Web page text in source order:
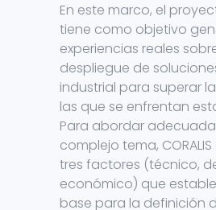
En este marco, el
tiene como objetivo
experiencias reales
despliegue de
industrial para superar
las que se enfrentan
Para abordar
complejo tema,
tres factores (técnico,
económico) que
base para la definición